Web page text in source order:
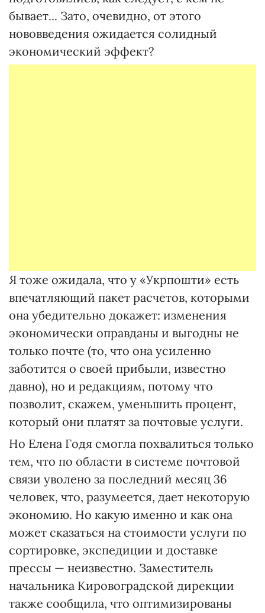
бывает... Зато, очевидно, от этого
нововведения ожидается солидный
экономический эффект?
Я тоже ожидала, что у «Укрпошти» есть
впечатляющий пакет расчетов, которыми
она убедительно докажет: изменения
экономически оправданы и выгодны не
только почте (то, что она усиленно
заботится о своей прибыли, известно
давно), но и редакциям, потому что
позволит, скажем, уменьшить процент,
который они платят за почтовые услуги.
Но Елена Годя смогла похвалиться только
тем, что по области в системе почтовой
связи уволено за последний месяц 36
человек, что, разумеется, дает некоторую
экономию. Но какую именно и как она
может сказаться на стоимости услуги по
сортировке, экспедиции и доставке
прессы — неизвестно. Заместитель
начальника Кировоградской дирекции
также сообщила, что оптимизированы